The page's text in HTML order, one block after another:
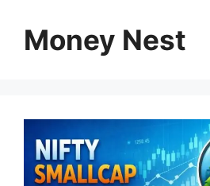
contentMoney Nest